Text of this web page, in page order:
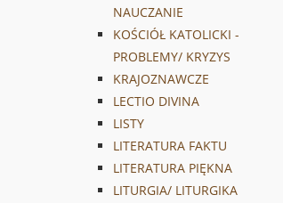
NAUCZANIE
KOŚCIÓŁ KATOLICKI -
PROBLEMY/ KRYZYS
KRAJOZNAWCZE
LECTIO DIVINA
LISTY
LITERATURA FAKTU
LITERATURA PIĘKNA
LITURGIA/ LITURGIKA